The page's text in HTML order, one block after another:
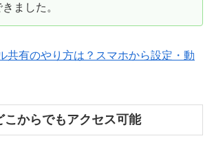
ました。
共有のやり方は？スマホから設定・動
こからでもアクセス可能